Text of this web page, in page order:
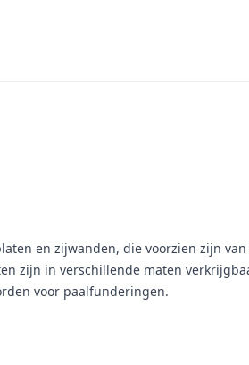
en zijwanden, die voorzien zijn van
zijn in verschillende maten
voor paalfunderingen.